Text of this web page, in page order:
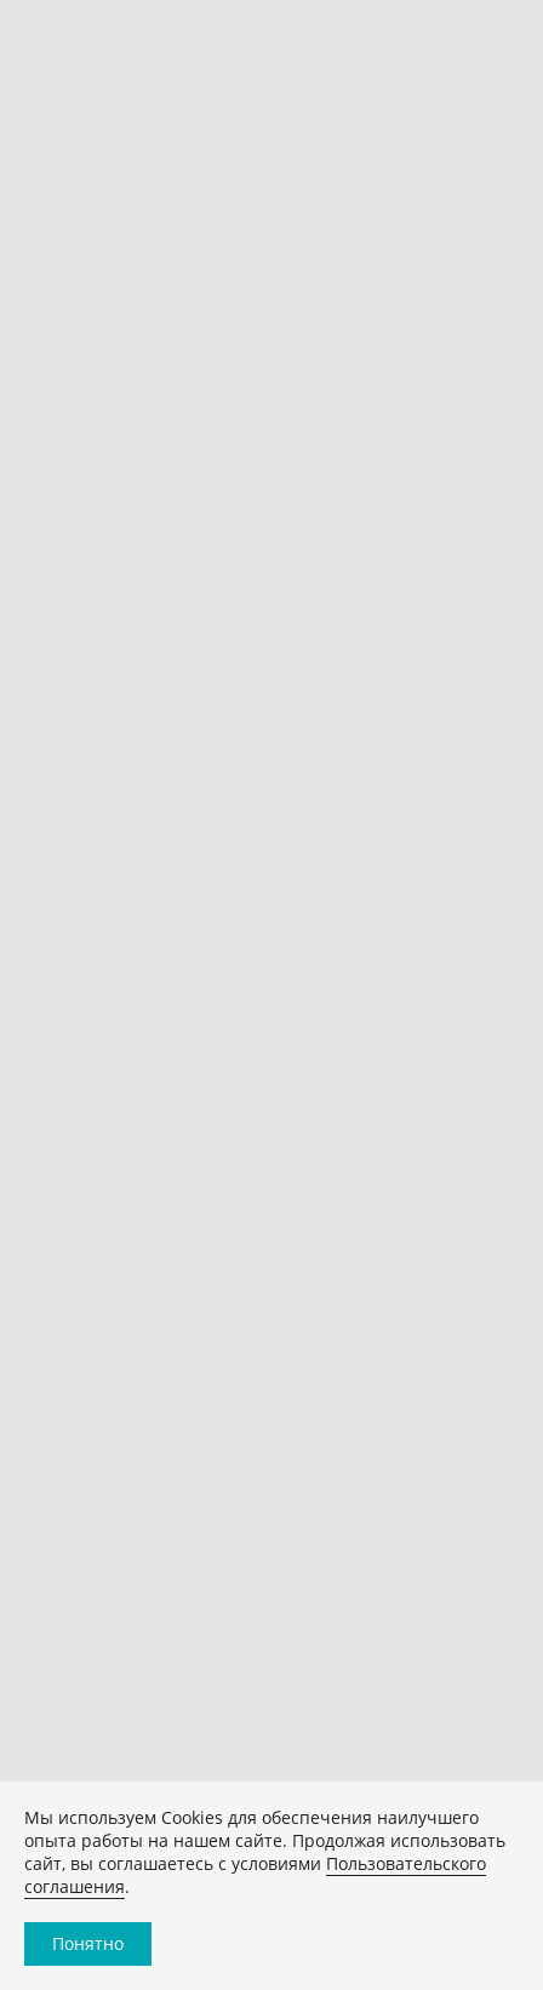
Мы используем Сookies для обеспечения наилучшего
опыта работы на нашем сайте. Продолжая использовать
сайт, вы соглашаетесь с условиями Пользовательского
соглашения.
Понятно